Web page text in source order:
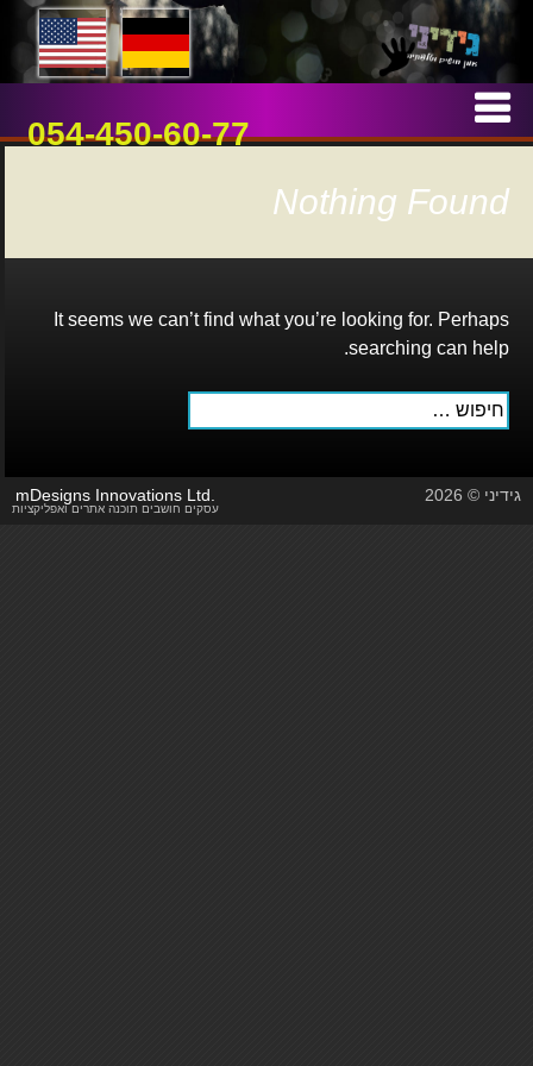
054-450-60-77
גידיני
אמן חושים וטלפתיה
Skip
to
content
Nothing Found
It seems we can’t find what you’re looking for. Perhaps
searching can help.
חיפוש:
גידיני © 2026 mDesigns Innovations Ltd.
עסקים חושבים תוכנה אתרים ואפליקציות